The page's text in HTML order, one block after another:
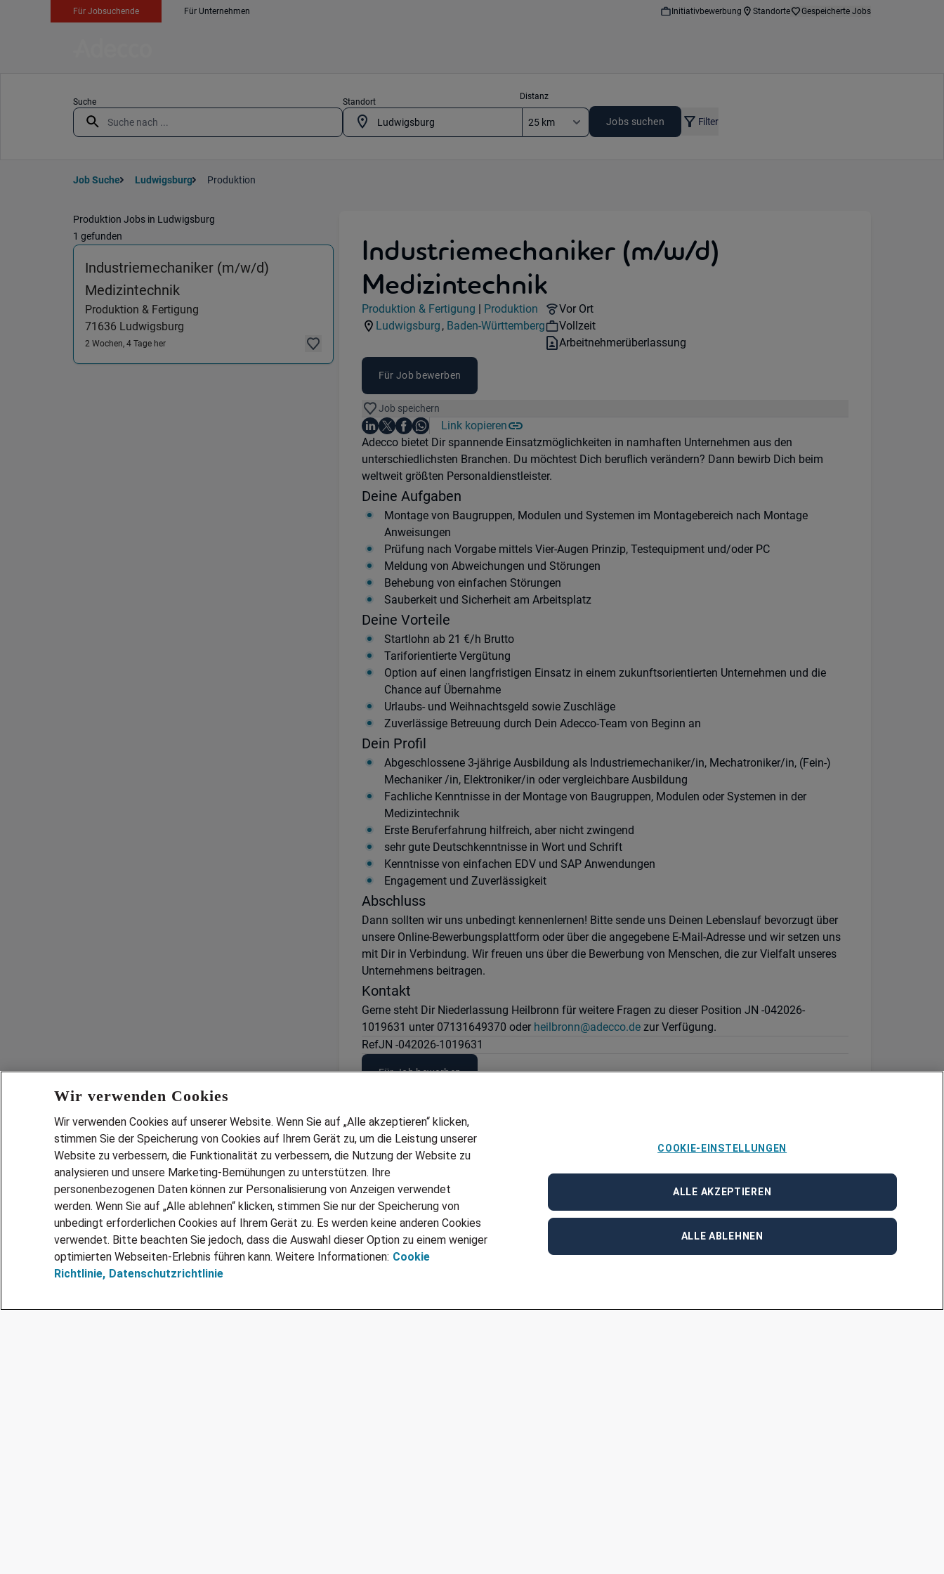
Für Jobsuchende Für Unternehmen Initiativbewerbung Standorte Gespeicherte Jobs
Suche Standort
Distanz
Jobs suchen Filter
Job Suche Ludwigsburg Produktion
Produktion Jobs in Ludwigsburg
1 gefunden
Industriemechaniker (m/w/d)
Medizintechnik(Produktion & Fertigung) in 71636 Ludwigsburg
Produktion & Fertigung
71636 Ludwigsburg
2 Wochen, 4 Tage her
Industriemechaniker (m/w/d)
Medizintechnik
Jobdetails
Kategorie:
Produktion & Fertigung |
Industry:
Produktion
Standorte:
Ludwigsburg ,
Region:
Baden-Württemberg
Remote Option:
Vor Ort
Workhours:
Vollzeit
Vertragsart:
Arbeitnehmerüberlassung
Für Job bewerben
Job speichern
Teile diesen Job
Auf LinkedIn teilen
Auf X teilen
Auf Facebook teilen
Auf WhatsApp teilen
Link kopieren
Einleitung
Adecco bietet Dir spannende Einsatzmöglichkeiten in namhaften Unternehmen aus den
unterschiedlichsten Branchen. Du möchtest Dich beruflich verändern? Dann bewirb Dich beim
weltweit größten Personaldienstleister.
Deine Aufgaben
Montage von Baugruppen, Modulen und Systemen im Montagebereich nach Montage
Anweisungen
Prüfung nach Vorgabe mittels Vier-Augen Prinzip, Testequipment und/oder PC
Meldung von Abweichungen und Störungen
Behebung von einfachen Störungen
Sauberkeit und Sicherheit am Arbeitsplatz
Deine Vorteile
Startlohn ab 21 €/h Brutto
Tariforientierte Vergütung
Option auf einen langfristigen Einsatz in einem zukunftsorientierten Unternehmen und die
Chance auf Übernahme
Urlaubs- und Weihnachtsgeld sowie Zuschläge
Zuverlässige Betreuung durch Dein Adecco-Team von Beginn an
Dein Profil
Abgeschlossene 3-jährige Ausbildung als Industriemechaniker/in, Mechatroniker/in, (Fein-)
Mechaniker /in, Elektroniker/in oder vergleichbare Ausbildung
Fachliche Kenntnisse in der Montage von Baugruppen, Modulen oder Systemen in der
Medizintechnik
Erste Beruferfahrung hilfreich, aber nicht zwingend
sehr gute Deutschkenntnisse in Wort und Schrift
Kenntnisse von einfachen EDV und SAP Anwendungen
Engagement und Zuverlässigkeit
Abschluss
Dann sollten wir uns unbedingt kennenlernen! Bitte sende uns Deinen Lebenslauf bevorzugt über
unsere Online-Bewerbungsplattform oder über die angegebene E-Mail-Adresse und wir setzen uns
mit Dir in Verbindung. Wir freuen uns über die Bewerbung von Menschen, die zur Vielfalt unseres
Unternehmens beitragen.
Kontakt
Gerne steht Dir Niederlassung Heilbronn für weitere Fragen zu dieser Position JN -042026-
1019631 unter 07131649370 oder heilbronn@adecco.dezur Verfügung.
RefJN -042026-1019631
Für Job bewerben
Wir verwenden Cookies
Wir verwenden Cookies auf unserer Website. Wenn Sie auf „Alle akzeptieren“ klicken,
stimmen Sie der Speicherung von Cookies auf Ihrem Gerät zu, um die Leistung unserer
Website zu verbessern, die Funktionalität zu verbessern, die Nutzung der Website zu
analysieren und unsere Marketing-Bemühungen zu unterstützen. Ihre
personenbezogenen Daten können zur Personalisierung von Anzeigen verwendet
werden. Wenn Sie auf „Alle ablehnen“ klicken, stimmen Sie nur der Speicherung von
unbedingt erforderlichen Cookies auf Ihrem Gerät zu. Es werden keine anderen Cookies
verwendet. Bitte beachten Sie jedoch, dass die Auswahl dieser Option zu einem weniger
optimierten Webseiten-Erlebnis führen kann. Weitere Informationen: Cookie
Richtlinie, Datenschutzrichtlinie
COOKIE-EINSTELLUNGEN
ALLE ABLEHNEN
ALLE AKZEPTIEREN